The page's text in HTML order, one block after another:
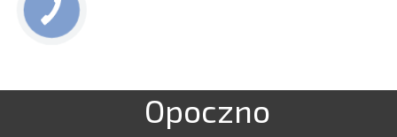
Opoczno